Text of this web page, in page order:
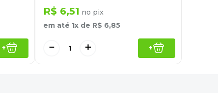
+
R$ 6,51 no pix
em até 1x de R$ 6,85
＋
－ +